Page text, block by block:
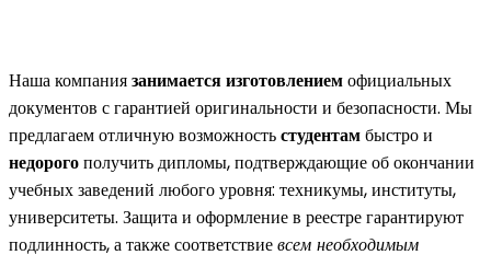
Наша компаниязанимается изготовлениемофициальных
документов с гарантией оригинальности и безопасности. Мы
предлагаем отличную возможностьстудентамбыстро и
недорогополучить дипломы, подтверждающие об окончании
учебных заведений любого уровня: техникумы, институты,
университеты. Защита и оформление в реестре гарантируют
подлинность, а также соответствиевсем необходимым